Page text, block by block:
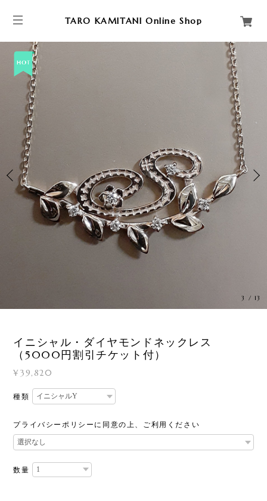
TARO KAMITANI Online Shop
3 / 13
イニシャル・ダイヤモンドネックレス
（5000円割引チケット付）
¥39,820
種類
プライバシーポリシーに同意の上、ご利用ください
数量